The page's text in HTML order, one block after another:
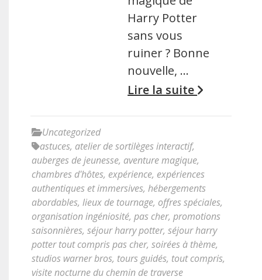
Harry Potter
sans vous
ruiner ? Bonne
nouvelle, …
Lire la suite
Uncategorized
astuces, atelier de sortilèges interactif,
auberges de jeunesse, aventure magique,
chambres d'hôtes, expérience, expériences
authentiques et immersives, hébergements
abordables, lieux de tournage, offres spéciales,
organisation ingéniosité, pas cher, promotions
saisonnières, séjour harry potter, séjour harry
potter tout compris pas cher, soirées à thème,
studios warner bros, tours guidés, tout compris,
visite nocturne du chemin de traverse